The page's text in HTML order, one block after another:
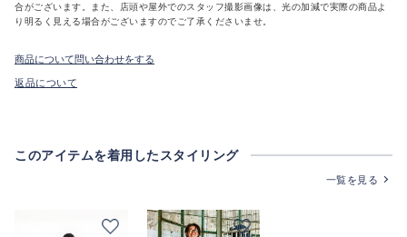
合がございます。また、店頭や屋外でのスタッフ撮影画像は、光の加減で実際の商品よ
り明るく見える場合がございますのでご了承くださいませ。
商品について問い合わせをする
返品について
このアイテムを着用したスタイリング
一覧を見る